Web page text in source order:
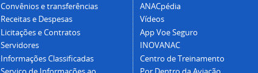
Convênios e transferências
Receitas e Despesas
Licitações e Contratos
Servidores
Informações Classificadas
ANACpédia
Vídeos
App Voe Seguro
INOVANAC
Centro de Treinamento